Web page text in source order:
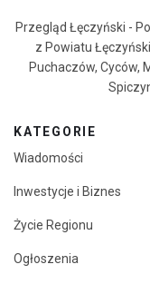
Przegląd Łęczyński -
z Powiatu
Puchaczów, Cyców,
KATEGORIE
Wiadomości
Inwestycje i Biznes
Życie Regionu
Ogłoszenia